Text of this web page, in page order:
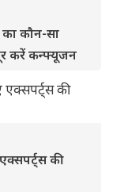
कौन-सा
करें कन्फ्यूजन
की